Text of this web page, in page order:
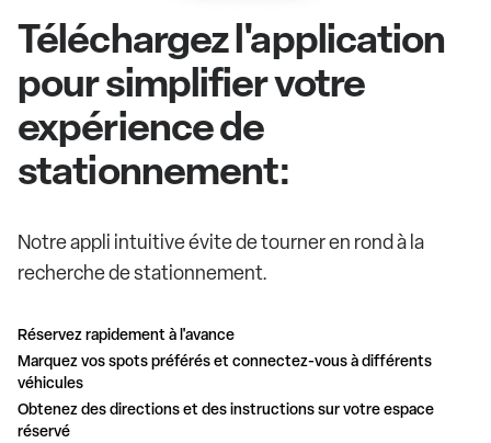
Téléchargez l'application
pour simplifier votre
expérience de
stationnement:
Notre appli intuitive évite de tourner en rond à la
recherche de stationnement.
Réservez rapidement à l'avance
Marquez vos spots préférés et connectez-vous à différents
véhicules
Obtenez des directions et des instructions sur votre espace
réservé